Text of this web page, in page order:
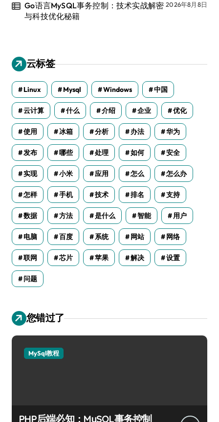
Go语言MySQL事务控制：技术实战解密
与科技优化秘籍
2026年8月8日
云标签
Linux Mysql Windows 中国
云计算 什么 介绍 企业 优化
使用 冰箱 分析 办法 华为
发布 哪些 处理 如何 安全
实现 小米 应用 怎么 怎么办
怎样 手机 技术 排名 支持
数据 方法 是什么 智能 用户
电脑 百度 系统 网站 网络
联网 芯片 苹果 解决 设置
问题
您错过了
MySql教程
PHP后端必知：MySQL事务控制